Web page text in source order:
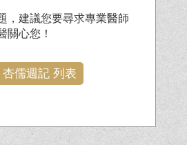
，建議您要尋求專業醫師
關心您！
杏儒週記 列表